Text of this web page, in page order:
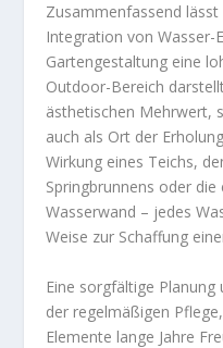
Zusammenfassend lässt
Integration von Wasser-
Gartengestaltung eine
Outdoor-Bereich
ästhetischen Mehrwert,
auch als Ort der
Wirkung eines Teichs,
Springbrunnens oder
Wasserwand – jedes
Weise zur Schaffung
Eine sorgfältige
der regelmäßigen
Elemente lange Jahre